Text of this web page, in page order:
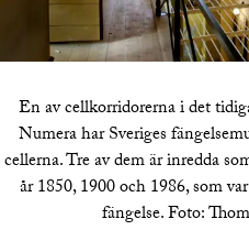
En av cellkorridorerna i det
Numera har Sveriges
cellerna. Tre av dem är inredda
år 1850, 1900 och 1986, som
fängelse.Foto: